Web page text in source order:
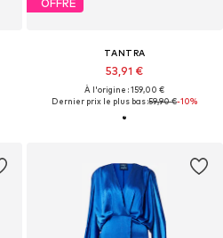
OFFRE
TANTRA
53,91 €
À l'origine : 159,00 €
Dernier prix le plus bas :59,90 €-10%